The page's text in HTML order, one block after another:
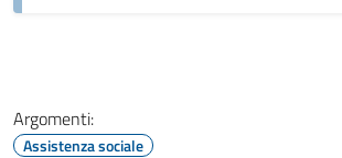
Argomenti:
Assistenza sociale